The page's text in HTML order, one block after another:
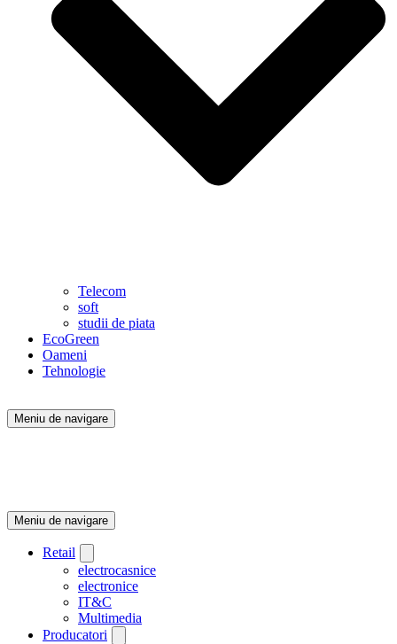
Telecom
soft
studii de piata
EcoGreen
Oameni
Tehnologie
Meniu de navigare
Meniu de navigare
Retail
electrocasnice
electronice
IT&C
Multimedia
Producatori